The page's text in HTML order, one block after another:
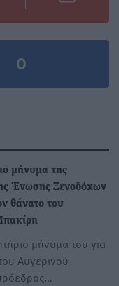
0
μήνυμα της
Ένωσης Ξενοδόχων
θάνατο του
μήνυμα του για
Αυγερινού